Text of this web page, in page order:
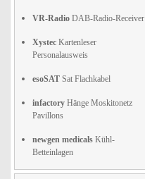
VR-Radio DAB-Radio-Receiver
Xystec Kartenleser
Personalausweis
esoSAT Sat Flachkabel
infactory Hänge Moskitonetz
Pavillons
newgen medicals Kühl-
Betteinlagen